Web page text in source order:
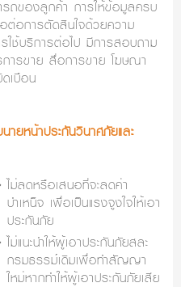
ถของลูกค้า การให้ข้อมูลครบ
อการตัดสินใจด้วยความ
ใช้บริการต่อไป มีการสอบถาม
ารขาย สื่อการขาย โฆษณา
เบือน
ยหน้าประกันวินาศภัยและ
ไม่ลดหรือเสนอที่จะลดค่า
บำเหน็จ เพื่อเป็นแรงจูงใจให้เอา
ประกันภัย
ไม่แนะนำให้ผู้เอาประกันภัยสละ
กรมธรรม์เดิมเพื่อทำสัญญา
ใหม่หากทำให้ผู้เอาประกันภัยเสีย